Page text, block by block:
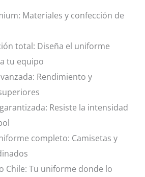
Materiales y confección de
total: Diseña el uniforme
tu equipo
Rendimiento y
Resiste la intensidad
completo: Camisetas y
Chile: Tu uniforme donde lo